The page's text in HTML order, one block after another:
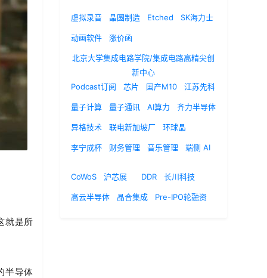
就是所
半导体
虚拟录音 晶圆制造 Etched SK海力士
动画软件 涨价函
北京大学集成电路学院/集成电路高精尖创
新中心
Podcast订阅
芯片 国产M10 江苏先科
量子计算 量子通讯 AI算力 齐力半导体
异格技术 联电新加坡厂 环球晶
李宁成杯 财务管理 音乐管理 端侧 AI
CoWoS 沪芯展 DDR 长川科技
高云半导体 晶合集成 Pre-IPO轮融资